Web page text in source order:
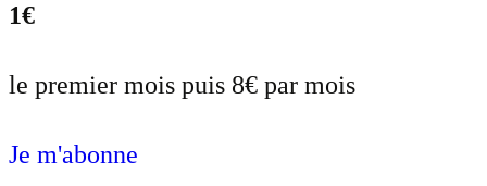
1€
le premier mois puis 8€ par mois
Je m'abonne